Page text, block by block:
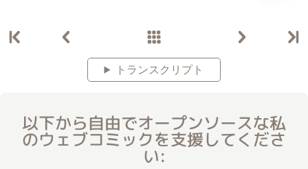
トランスクリプト
以下から自由でオープンソースな私
のウェブコミックを支援してくださ
い: